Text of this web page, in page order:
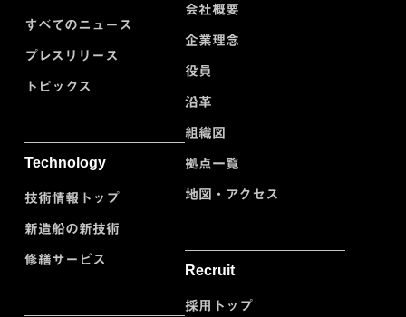
すべてのニュース
プレスリリース
トピックス
Technology
技術情報トップ
新造船の新技術
修繕サービス
会社概要
企業理念
役員
沿革
組織図
拠点一覧
地図・アクセス
Recruit
採用トップ